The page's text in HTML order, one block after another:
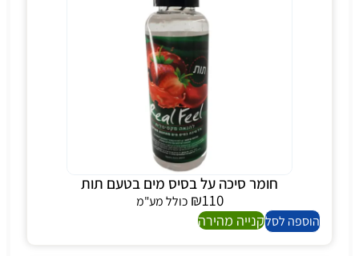
חומר סיכה על בסיס מים בטעם תות
₪110
כולל מע"מ
הוספה לסלקנייה מהירה